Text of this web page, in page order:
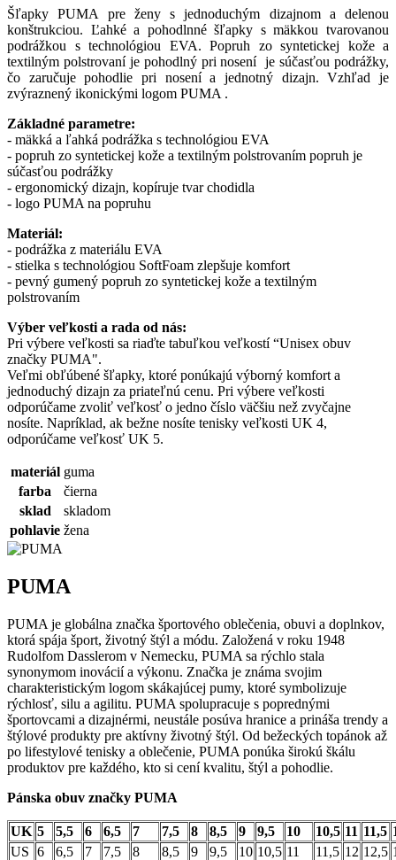
Šľapky PUMA pre ženy s jednoduchým dizajnom a delenou
konštrukciou. Ľahké a pohodlnné šľapky s mäkkou tvarovanou
podrážkou s technológiou EVA. Popruh zo syntetickej kože a
textilným polstrovaní je pohodlný pri nosení je súčasťou podrážky,
čo zaručuje pohodlie pri nosení a jednotný dizajn. Vzhľad je
zvýraznený ikonickými logom PUMA .
Základné parametre:
- mäkká a ľahká podrážka s technológiou EVA
- popruh zo syntetickej kože a textilným polstrovaním popruh je
súčasťou podrážky
- ergonomický dizajn, kopíruje tvar chodidla
- logo PUMA na popruhu
Materiál:
- podrážka z materiálu EVA
- stielka s technológiou SoftFoam zlepšuje komfort
- pevný gumený popruh zo syntetickej kože a textilným
polstrovaním
Výber veľkosti a rada od nás:
Pri výbere veľkosti sa riaďte tabuľkou veľkostí “Unisex obuv
značky PUMA".
Veľmi obľúbené šľapky, ktoré ponúkajú výborný komfort a
jednoduchý dizajn za priateľnú cenu. Pri výbere veľkosti
odporúčame zvoliť veľkosť o jedno číslo väčšiu než zvyčajne
nosíte. Napríklad, ak bežne nosíte tenisky veľkosti UK 4,
odporúčame veľkosť UK 5.
materiál guma
farba
čierna
sklad
skladom
pohlavie žena
PUMA
PUMA je globálna značka športového oblečenia, obuvi a doplnkov,
ktorá spája šport, životný štýl a módu. Založená v roku 1948
Rudolfom Dasslerom v Nemecku, PUMA sa rýchlo stala
synonymom inovácií a výkonu. Značka je známa svojim
charakteristickým logom skákajúcej pumy, ktoré symbolizuje
rýchlosť, silu a agilitu. PUMA spolupracuje s poprednými
športovcami a dizajnérmi, neustále posúva hranice a prináša trendy a
štýlové produkty pre aktívny životný štýl. Od bežeckých topánok až
po lifestylové tenisky a oblečenie, PUMA ponúka širokú škálu
produktov pre každého, kto si cení kvalitu, štýl a pohodlie.
Pánska obuv značky PUMA
UK 5 5,5 6 6,5 7 7,5 8 8,5 9 9,5 10 10,5 11 11,5
US 6 6,5 7 7,5 8 8,5 9 9,5 10 10,5 11 11,5 12 12,5